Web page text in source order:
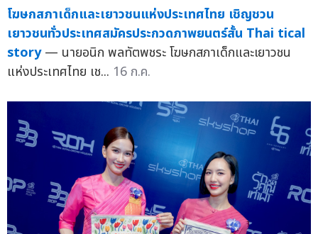
โฆษกสภาเด็กและเยาวชนแห่งประเทศไทย เชิญชวน
เยาวชนทั่วประเทศสมัครประกวดภาพยนตร์สั้น Thai tical
story — นายอนิก พลทัตพชระ โฆษกสภาเด็กและเยาวชน
แห่งประเทศไทย เช... 16 ก.ค.